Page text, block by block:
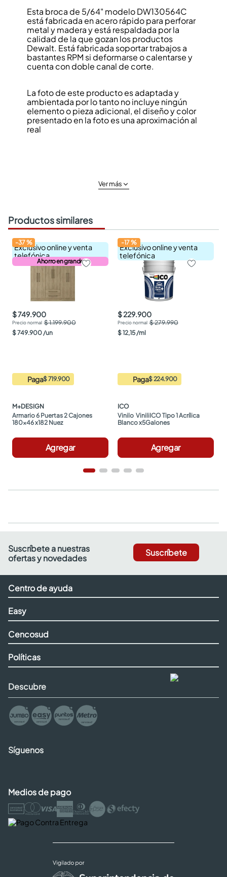
Esta broca de 5/64" modelo DW130564C
está fabricada en acero rápido para perforar
metal y madera y está respaldada por la
calidad de la que gozan los productos
Dewalt. Está fabricada soportar trabajos a
bastantes RPM si deformarse o calentarse y
cuenta con doble canal de corte.
La foto de este producto es adaptada y
ambientada por lo tanto no incluye ningún
elemento o pieza adicional, el diseño y color
presentado en la foto es una aproximación al
real
Ver más
Productos similares
Exclusivo online y venta
telefónica
Ahorro en grande
-37%
$ 749.900
$ 1.199.900
$749.900 /un
Paga$ 719.900
M+DESIGN
Armario 6 Puertas 2 Cajones
180x46 x182 Nuez
Agregar
Exclusivo online y venta
telefónica
-17%
$ 229.900
$ 279.990
$12,15 /ml
Paga$ 224.900
ICO
Vinilo  ViniliICO Tipo 1 Acrílica
Blanco x5Galones
Agregar
Suscríbete a nuestras
ofertas y novedades
Suscríbete
Centro de ayuda
Easy
Cencosud
Políticas
Descubre
Síguenos
Medios de pago